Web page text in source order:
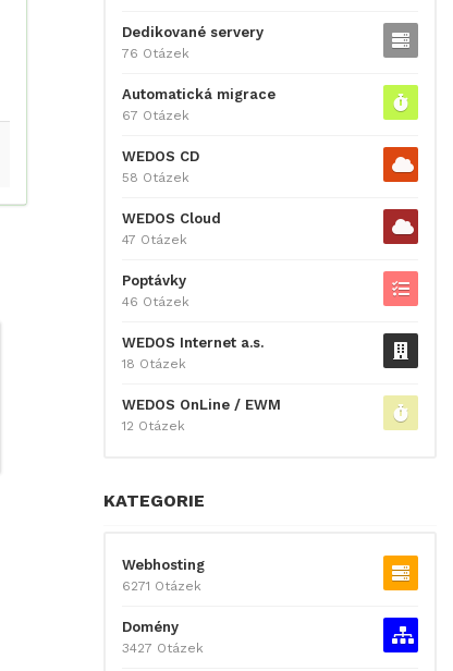
Dedikované servery
76 Otázek
Automatická migrace
67 Otázek
WEDOS CD
58 Otázek
WEDOS Cloud
47 Otázek
Poptávky
46 Otázek
WEDOS Internet a.s.
18 Otázek
WEDOS OnLine / EWM
12 Otázek
KATEGORIE
Webhosting
6271 Otázek
Domény
3427 Otázek